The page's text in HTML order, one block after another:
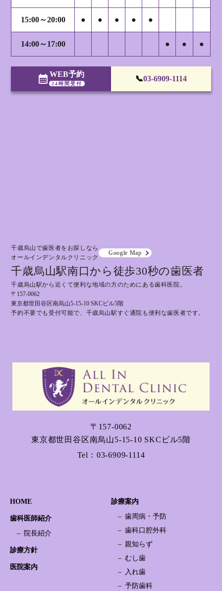
15:00～20:00 ● ● ● ● ●
14:00～17:00 ● ● ●
calendar_month WEB予約
24時間受付
📞03-6909-1114
千歳烏山で歯医者をお探しなら
オールインデンタルクリニック
Google Map
千歳烏山駅南口から徒歩30秒の歯医者
千歳烏山駅から近くて便利な地域の方のためにある歯科医院。
〒157-0062
東京都世田谷区南烏山5-15-10 SKCビル5階
予約不要でも受付可能で、千歳烏山駅すぐ通院も便利な歯医者です。
〒157-0062
東京都世田谷区南烏山5-15-10 SKCビル5階
Tel： 03-6909-1114
HOME
歯科医師紹介
院長紹介
診療方針
医院案内
診療案内
歯周病・予防
歯科口腔外科
親知らず
むし歯
入れ歯
予防歯科